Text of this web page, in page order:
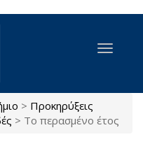
Toggle
> Προκηρύξεις
> Το περασμένο έτος